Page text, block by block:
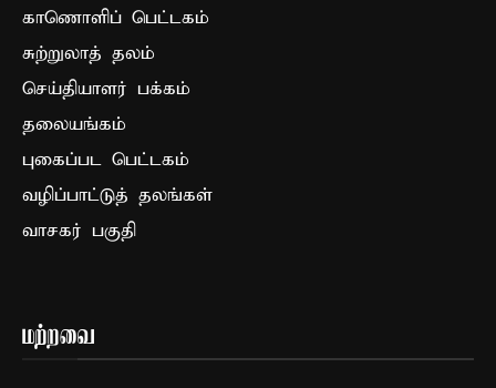
காணொளிப் பெட்டகம்
சுற்றுலாத் தலம்
செய்தியாளர் பக்கம்
தலையங்கம்
புகைப்பட பெட்டகம்
வழிப்பாட்டுத் தலங்கள்
வாசகர் பகுதி
மற்றவை